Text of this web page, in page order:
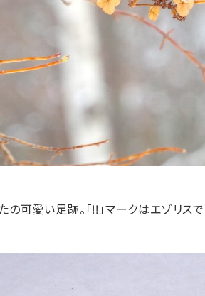
可愛い足跡。「!!」マークはエゾリスで